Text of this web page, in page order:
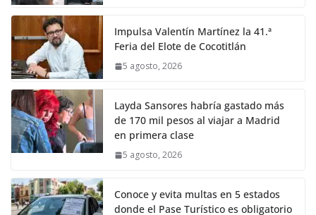
Impulsa Valentín Martínez la 41.ª
Feria del Elote de Cocotitlán
5 agosto, 2026
Layda Sansores habría gastado más
de 170 mil pesos al viajar a Madrid
en primera clase
5 agosto, 2026
Conoce y evita multas en 5 estados
donde el Pase Turístico es obligatorio